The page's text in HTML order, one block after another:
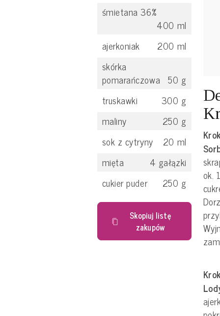
śmietana 36%
400 ml
ajerkoniak
200 ml
skórka
pomarańczowa 50 g
truskawki
300 g
maliny
250 g
sok z cytryny
20 ml
mięta
4 gałązki
cukier puder
250 g
Skopiuj listę
zakupów
ok.